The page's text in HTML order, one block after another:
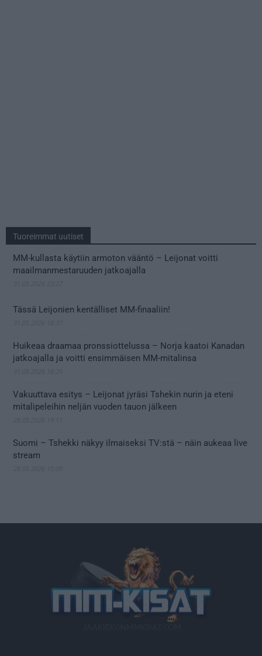
Tuoreimmat uutiset
MM-kullasta käytiin armoton vääntö – Leijonat voitti
maailmanmestaruuden jatkoajalla
Tässä Leijonien kentälliset MM-finaaliin!
Huikeaa draamaa pronssiottelussa – Norja kaatoi Kanadan
jatkoajalla ja voitti ensimmäisen MM-mitalinsa
Vakuuttava esitys – Leijonat jyräsi Tshekin nurin ja eteni
mitalipeleihin neljän vuoden tauon jälkeen
Suomi – Tshekki näkyy ilmaiseksi TV:stä – näin aukeaa live
stream